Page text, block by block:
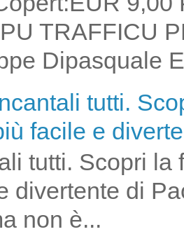
TRAFFICU
Dipasquale
tutti.
facile e
tutti. Scopri
divertente di
non è...